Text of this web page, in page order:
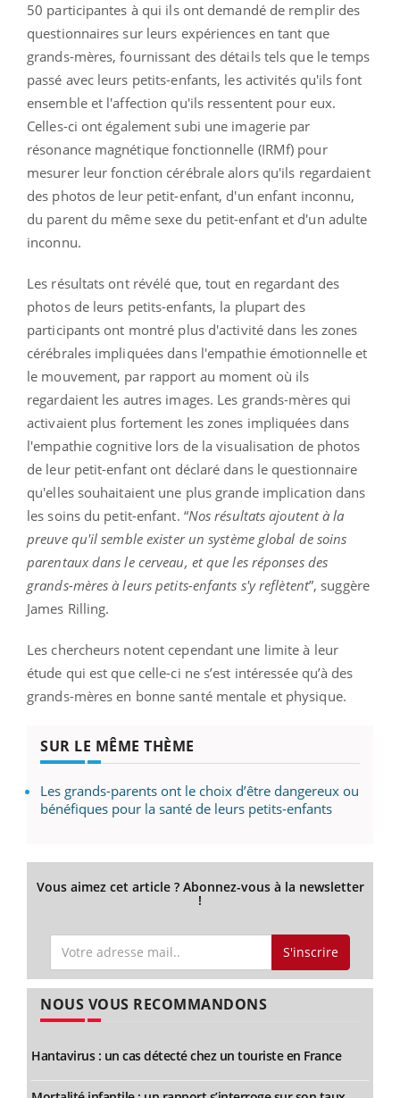
50 participantes à qui ils ont demandé de remplir des
questionnaires sur leurs expériences en tant que
grands-mères, fournissant des détails tels que le temps
passé avec leurs petits-enfants, les activités qu'ils font
ensemble et l'affection qu'ils ressentent pour eux.
Celles-ci ont également subi une imagerie par
résonance magnétique fonctionnelle (IRMf) pour
mesurer leur fonction cérébrale alors qu'ils regardaient
des photos de leur petit-enfant, d'un enfant inconnu,
du parent du même sexe du petit-enfant et d'un adulte
inconnu.
Les résultats ont révélé que, tout en regardant des
photos de leurs petits-enfants, la plupart des
participants ont montré plus d'activité dans les zones
cérébrales impliquées dans l'empathie émotionnelle et
le mouvement, par rapport au moment où ils
regardaient les autres images. Les grands-mères qui
activaient plus fortement les zones impliquées dans
l'empathie cognitive lors de la visualisation de photos
de leur petit-enfant ont déclaré dans le questionnaire
qu'elles souhaitaient une plus grande implication dans
les soins du petit-enfant. “Nos résultats ajoutent à la
preuve qu'il semble exister un système global de soins
parentaux dans le cerveau, et que les réponses des
grands-mères à leurs petits-enfants s'y reflètent”, suggère
James Rilling.
Les chercheurs notent cependant une limite à leur
étude qui est que celle-ci ne s’est intéressée qu’à des
grands-mères en bonne santé mentale et physique.
SUR LE MÊME THÈME
Les grands-parents ont le choix d’être dangereux ou
bénéfiques pour la santé de leurs petits-enfants
Vous aimez cet article ? Abonnez-vous à la newsletter
!
S'inscrire
NOUS VOUS RECOMMANDONS
Hantavirus : un cas détecté chez un touriste en France